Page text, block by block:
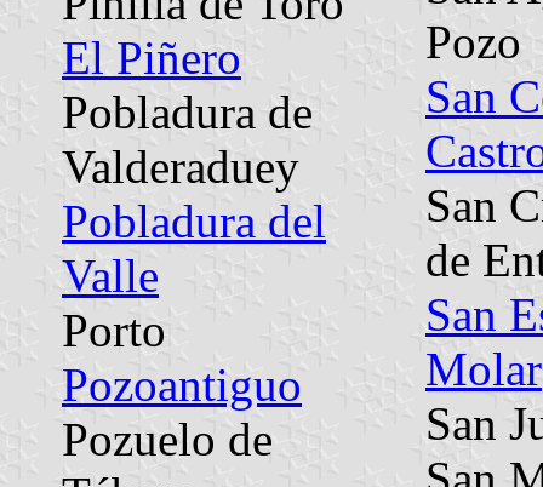
El Piñero
Pobladura de
Valderaduey
Pobladura del
Valle
Porto
Pozoantiguo
Pozuelo de
Pozo
San
San
de
San
Molar
San